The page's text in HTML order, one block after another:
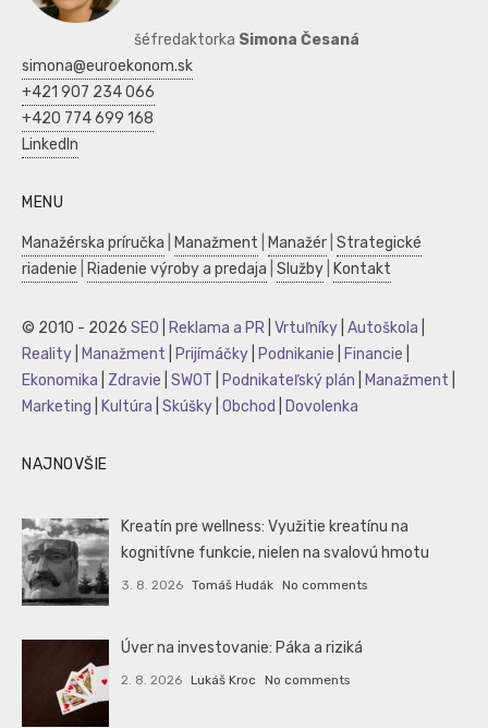
šéfredaktorka Simona Česaná
simona@euroekonom.sk
+421 907 234 066
+420 774 699 168
LinkedIn
MENU
Manažérska príručka Manažment Manažér Strategické
riadenie
Riadenie výroby a predaja Služby Kontakt
© 2010 - 2026 SEO Reklama a PR Vrtuľníky Autoškola
Reality
Manažment Prijímáčky Podnikanie Financie
Ekonomika
Zdravie SWOT Podnikateľský plán Manažment
Marketing
Kultúra Skúšky Obchod Dovolenka
NAJNOVŠIE
Kreatín pre wellness: Využitie kreatínu na
kognitívne funkcie, nielen na svalovú hmotu
3. 8. 2026 Tomáš Hudák No comments
Úver na investovanie: Páka a riziká
2. 8. 2026 Lukáš Kroc No comments